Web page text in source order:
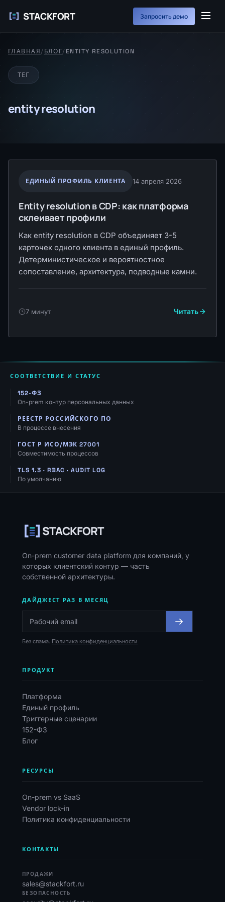
STACKFORT Запросить демо
ГЛАВНАЯ/ БЛОГ/ ENTITY RESOLUTION
ТЕГ
entity resolution
ЕДИНЫЙ ПРОФИЛЬ КЛИЕНТА 14 апреля 2026
Entity resolution в CDP: как платформа
склеивает профили
Как entity resolution в CDP объединяет 3-5
карточек одного клиента в единый профиль.
Детерминистическое и вероятностное
сопоставление, архитектура, подводные камни.
7 минут Читать
СООТВЕТСТВИЕ И СТАТУС
152-ФЗ
On-prem контур персональных данных
РЕЕСТР РОССИЙСКОГО ПО
В процессе внесения
ГОСТ Р ИСО/МЭК 27001
Совместимость процессов
TLS 1.3 · RBAC · AUDIT LOG
По умолчанию
STACKFORT
On-prem customer data platform для компаний, у
которых клиентский контур — часть
собственной архитектуры.
ДАЙДЖЕСТ РАЗ В МЕСЯЦ
Без спама. Политика конфиденциальности
ПРОДУКТ
Платформа
Единый профиль
Триггерные сценарии
152-ФЗ
Блог
РЕСУРСЫ
On-prem vs SaaS
Vendor lock-in
Политика конфиденциальности
КОНТАКТЫ
ПРОДАЖИ
sales@stackfort.ru
БЕЗОПАСНОСТЬ